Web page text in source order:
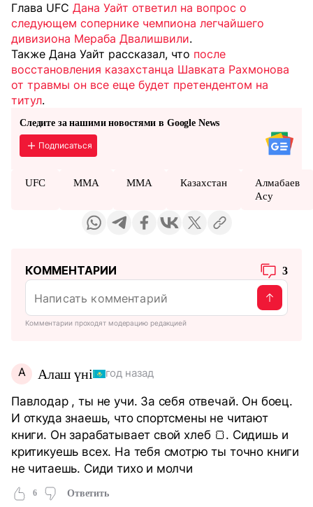
Глава UFC Дана Уайт ответил на вопрос о
следующем сопернике чемпиона легчайшего
дивизиона Мераба Двалишвили.
Также Дана Уайт рассказал, что после
восстановления казахстанца Шавката Рахмонова
от травмы он все еще будет претендентом на
титул.
Следите за нашими новостями в Google News
Подписаться
UFC ММА MMA Казахстан
Алмабаев
Асу
КОММЕНТАРИИ 3
Комментарии проходят модерацию редакцией
А Алаш үні год назад
Павлодар , ты не учи. За себя отвечай. Он боец.
И откуда знаешь, что спортсмены не читают
книги. Он зарабатывает свой хлеб 🍞. Сидишь и
критикуешь всех. На тебя смотрю ты точно книги
не читаешь. Сиди тихо и молчи
6 Ответить